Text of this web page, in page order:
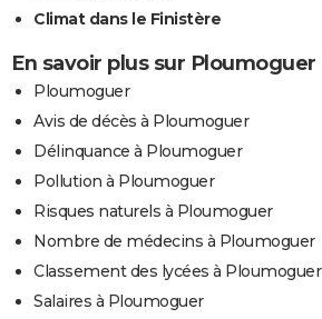
Climat dans le Finistère
En savoir plus sur Ploumoguer
Ploumoguer
Avis de décès à Ploumoguer
Délinquance à Ploumoguer
Pollution à Ploumoguer
Risques naturels à Ploumoguer
Nombre de médecins à Ploumoguer
Classement des lycées à Ploumoguer
Salaires à Ploumoguer